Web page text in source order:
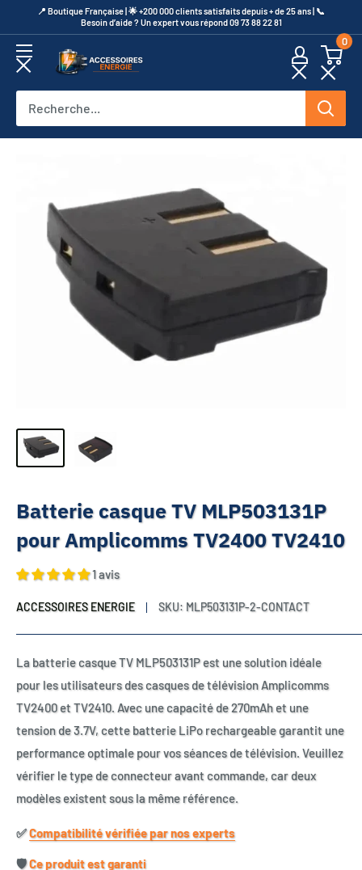
au
contenu
​📍​ Boutique Française | 🌟 +200 000 clients satisfaits depuis + de 25 ans | 📞​
Besoin d’aide ? Un expert vous répond 09 73 88 22 81
Accessoires
0
Batterie casque TV MLP503131P
pour Amplicomms TV2400 TV2410
1 avis
ACCESSOIRES ENERGIE SKU: MLP503131P-2-CONTACT
La batterie casque TV MLP503131P est une solution idéale
pour les utilisateurs des casques de télévision Amplicomms
TV2400 et TV2410. Avec une capacité de 270mAh et une
tension de 3.7V, cette batterie LiPo rechargeable garantit une
performance optimale pour vos séances de télévision. Veuillez
vérifier le type de connecteur avant commande, car deux
modèles existent sous la même référence.
✅​Compatibilité vérifiée par nos experts
🛡️​Ce produit est garanti